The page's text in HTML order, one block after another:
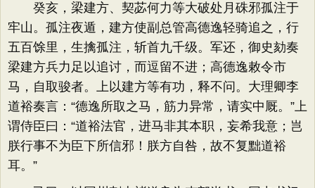
癸亥，梁建方、契苾何力等大破处月硃邪孤注于
牢山。孤注夜遁，建方使副总管高德逸轻骑追之，行
五百馀里，生擒孤注，斩首九千级。军还，御史劾奏
梁建方兵力足以追讨，而逗留不进；高德逸敕令市
马，自取骏者。上以建方等有功，释不问。大理卿李
道裕奏言：“德逸所取之马，筋力异常，请实中厩。”上
谓侍臣曰：“道裕法官，进马非其本职，妄希我意；岂
朕行事不为臣下所信邪！朕方自咎，故不复黜道裕
耳。”